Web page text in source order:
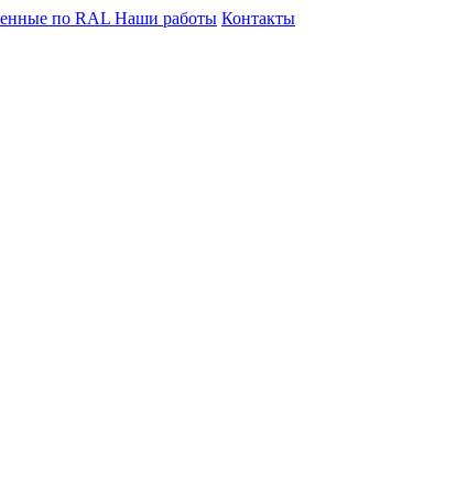
по RAL Наши работы Контакты